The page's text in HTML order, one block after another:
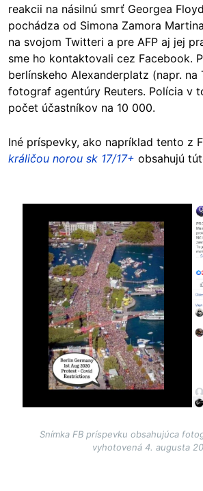
reakcii na násilnú smrť Georgea
pochádza od Simona Zamora
na svojom Twitteri a pre AFP aj jej
sme ho kontaktovali cez Facebook.
berlínskeho Alexanderplatz (napr. na
fotograf agentúry Reuters. Polícia v
počet účastníkov na 10 000.
Iné príspevky, ako napríklad tento z
králičou norou sk 17/17+ obsahujú
Snímka FB príspevku obsahujúca
vyhotovená 4. augusta